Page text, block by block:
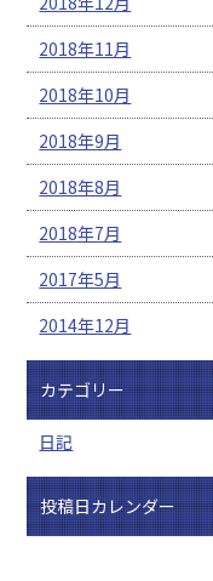
2018年11月
2018年10月
2018年9月
2018年8月
2018年7月
2017年5月
2014年12月
カテゴリー
日記
投稿日カレンダー